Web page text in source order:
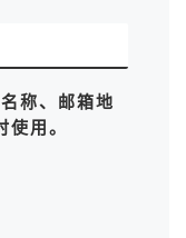
称、邮箱地
用。